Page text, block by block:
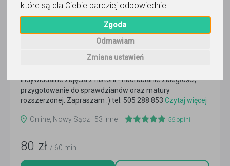
które są dla Ciebie bardziej odpowiednie.
Zgoda
Odmawiam
Zmiana ustawień
Ariadna Nikiel
Indywidualne zajęcia z historii - nadrabianie zaległości,
przygotowanie do sprawdzianów oraz matury
rozszerzonej. Zapraszam :) tel. 505 288 853 Czytaj więcej
Online, Nowy Sącz i 53 inne 56 opinii
80 zł / 60 min